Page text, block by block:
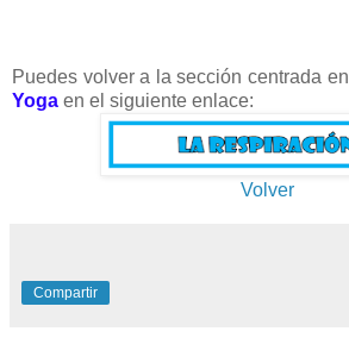
Puedes volver a la sección centrada en
Yoga en el siguiente enlace:
Volver
Compartir